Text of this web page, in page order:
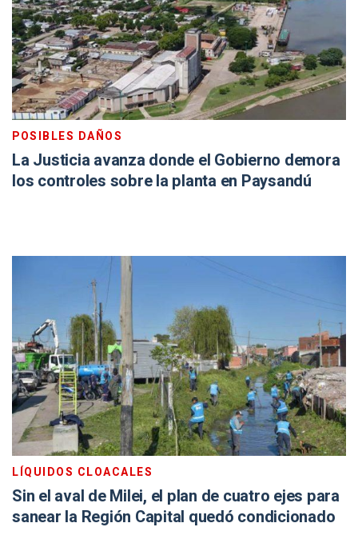
POSIBLES DAÑOS
La Justicia avanza donde el Gobierno demora
los controles sobre la planta en Paysandú
LÍQUIDOS CLOACALES
Sin el aval de Milei, el plan de cuatro ejes para
sanear la Región Capital quedó condicionado